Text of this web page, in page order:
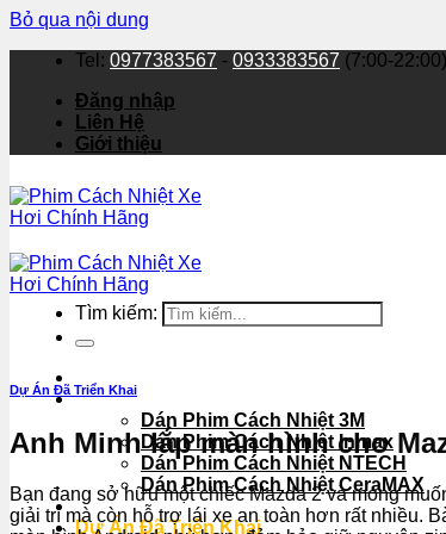
Bỏ qua nội dung
Tel: 0977383567 - 0933383567 (7:00-22:00)
Đăng nhập
Liên Hệ
Giới thiệu
Sản Phẩm
Dán Phim Cách Nhiệt 3M
Dán Phim Cách Nhiệt Inmax
Dán Phim Cách Nhiệt NTECH
Dán Phim Cách Nhiệt CeraMAX
TIN TỨC
Dự Án Đã Triển Khai
Tìm kiếm:
Dự Án Đã Triển Khai
Anh Minh lắp màn hình cho
Bạn đang sở hữu một chiếc Mazda 2 và mong
giải trí mà còn hỗ trợ lái xe an toàn hơn rất nhiều.